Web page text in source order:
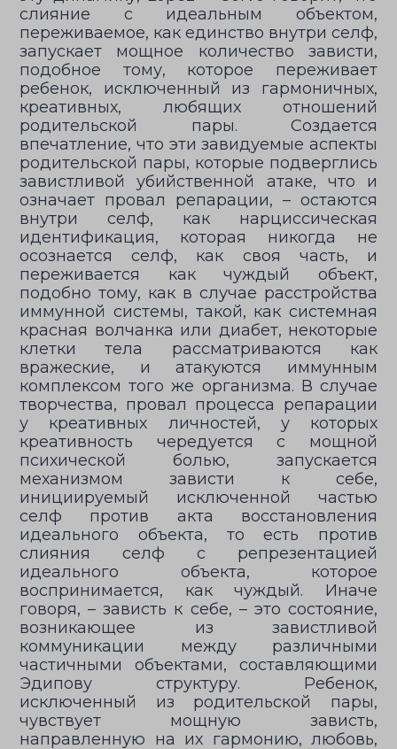
слияние с идеальным объектом,
переживаемое, как единство внутри селф,
запускает мощное количество зависти,
подобное тому, которое переживает
ребенок, исключенный из гармоничных,
креативных, любящих отношений
родительской пары. Создается
впечатление, что эти завидуемые аспекты
родительской пары, которые подверглись
завистливой убийственной атаке, что и
означает провал репарации, – остаются
внутри селф, как нарциссическая
идентификация, которая никогда не
осознается селф, как своя часть, и
переживается как чуждый объект,
подобно тому, как в случае расстройства
иммунной системы, такой, как системная
красная волчанка или диабет, некоторые
клетки тела рассматриваются как
вражеские, и атакуются иммунным
комплексом того же организма. В случае
творчества, провал процесса репарации
у креативных личностей, у которых
креативность чередуется с мощной
психической болью, запускается
механизмом зависти к себе,
инициируемый исключенной частью
селф против акта восстановления
идеального объекта, то есть против
слияния селф с репрезентацией
идеального объекта, которое
воспринимается, как чуждый. Иначе
говоря, – зависть к себе, – это состояние,
возникающее из завистливой
коммуникации между различными
частичными объектами, составляющими
Эдипову структуру. Ребенок,
исключенный из родительской пары,
чувствует мощную зависть,
направленную на их гармонию, любовь,